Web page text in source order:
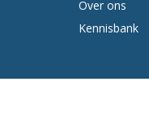
Over ons
Kennisbank